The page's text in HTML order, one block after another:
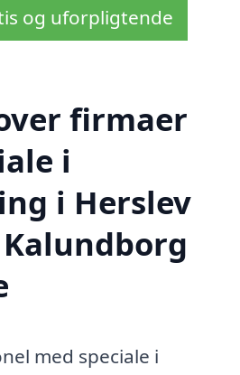
og uforpligtende
firmaer
i
i Herslev
med speciale i